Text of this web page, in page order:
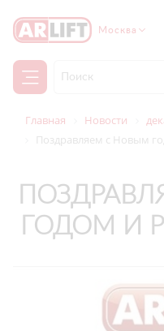
Москва
Главная Новости
Поздравляем с Новым
ГОДОМ И